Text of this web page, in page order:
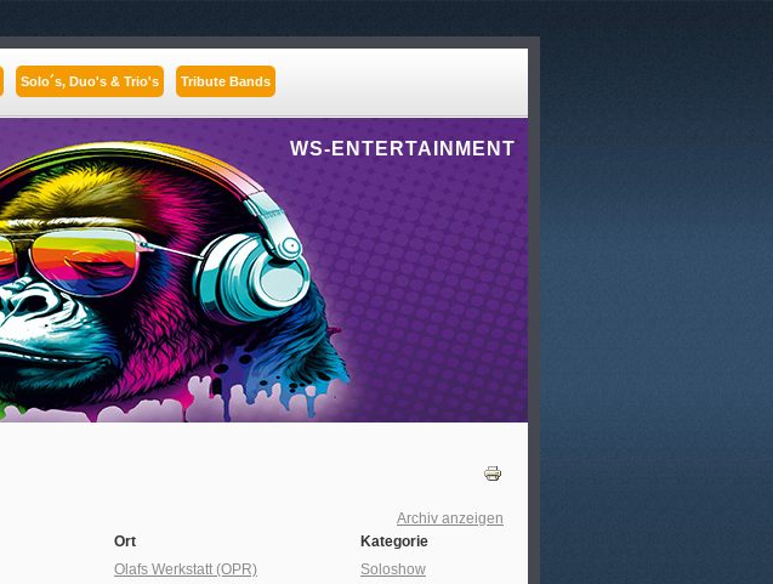
Solo´s, Duo's & Trio's Tribute Bands
WS-ENTERTAINMENT
Archiv anzeigen
Ort
Kategorie
Olafs Werkstatt (OPR)
Soloshow